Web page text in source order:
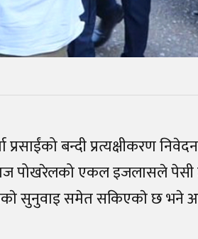
बन्दी प्रत्यक्षीकरण
पोखरेलको एकल इजलासले
सुनुवाइ समेत सकिएकाे छ